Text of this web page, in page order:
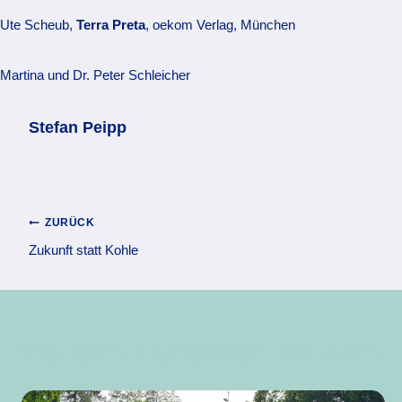
Ute Scheub, Terra Preta, oekom Verlag, München
Martina und Dr. Peter Schleicher
Stefan Peipp
Beitragsnavigation
ZURÜCK
Zukunft statt Kohle